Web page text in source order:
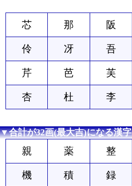
芯 那 阪
伶 冴 吾
芹 芭 芙
杏 杜 李
▼合計が32画(最大吉)になる漢字
親 薬 整
機 積 録